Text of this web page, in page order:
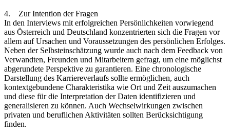
4. Zur Intention der Fragen
In den Interviews mit erfolgreichen Persönlichkeiten vorwiegend
aus Österreich und Deutschland konzentrierten sich die Fragen vor
allem auf Ursachen und Voraussetzungen des persönlichen Erfolges.
Neben der Selbsteinschätzung wurde auch nach dem Feedback von
Verwandten, Freunden und Mitarbeitern gefragt, um eine möglichst
abgerundete Perspektive zu garantieren. Eine chronologische
Darstellung des Karriereverlaufs sollte ermöglichen, auch
kontextgebundene Charakteristika wie Ort und Zeit auszumachen
und diese für die Interpretation der Daten identifizieren und
generalisieren zu können. Auch Wechselwirkungen zwischen
privaten und beruflichen Aktivitäten sollten Berücksichtigung
finden.